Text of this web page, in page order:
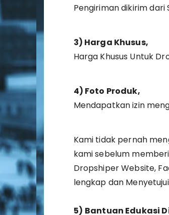
Pengiriman dikirim
3) Harga Khusus,
Harga Khusus Untuk
4) Foto Produk,
Mendapatkan izin
Kami tidak pernah
kami sebelum
Dropshiper Website,
lengkap dan
5) Bantuan Edukasi